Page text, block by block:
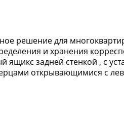
решение для
и хранения
задней стенкой , с
открывающимися с